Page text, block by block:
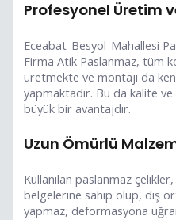
Profesyonel Üretim
Eceabat-Besyol-Mahallesi
Firma Atik Paslanmaz, tüm
üretmekte ve montajı da
yapmaktadır. Bu da kalite ve
büyük bir avantajdır.
Uzun Ömürlü
Kullanılan paslanmaz
belgelerine sahip olup, dış
yapmaz, deformasyona